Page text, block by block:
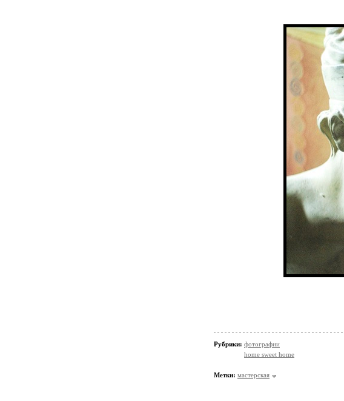
Рубрики: фотографии
home sweet home
Метки: мастерская